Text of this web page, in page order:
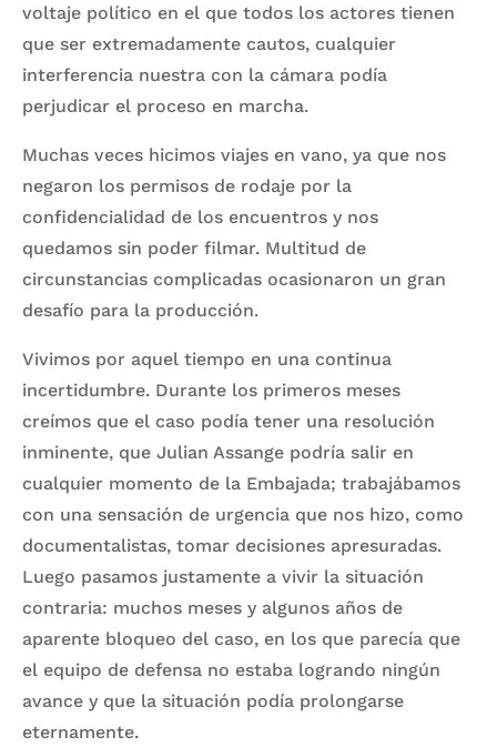
voltaje político en el que todos los actores tienen
que ser extremadamente cautos, cualquier
interferencia nuestra con la cámara podía
perjudicar el proceso en marcha.
Muchas veces hicimos viajes en vano, ya que nos
negaron los permisos de rodaje por la
confidencialidad de los encuentros y nos
quedamos sin poder filmar. Multitud de
circunstancias complicadas ocasionaron un gran
desafío para la producción.
Vivimos por aquel tiempo en una continua
incertidumbre. Durante los primeros meses
creímos que el caso podía tener una resolución
inminente, que Julian Assange podría salir en
cualquier momento de la Embajada; trabajábamos
con una sensación de urgencia que nos hizo, como
documentalistas, tomar decisiones apresuradas.
Luego pasamos justamente a vivir la situación
contraria: muchos meses y algunos años de
aparente bloqueo del caso, en los que parecía que
el equipo de defensa no estaba logrando ningún
avance y que la situación podía prolongarse
eternamente.